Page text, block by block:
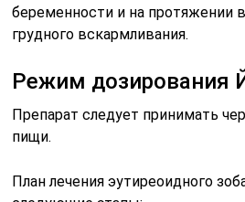
беременности и на протяжении
грудного вскармливания.
Режим дозирования
Препарат следует принимать
пищи.
План лечения эутиреоидного